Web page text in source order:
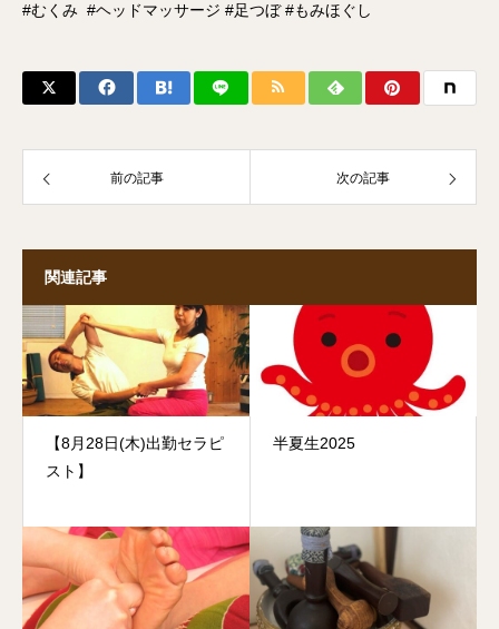
#むくみ #ヘッドマッサージ #足つぼ #もみほぐし
前の記事 次の記事
関連記事
【8月28日(木)出勤セラピ
スト】
半夏生2025